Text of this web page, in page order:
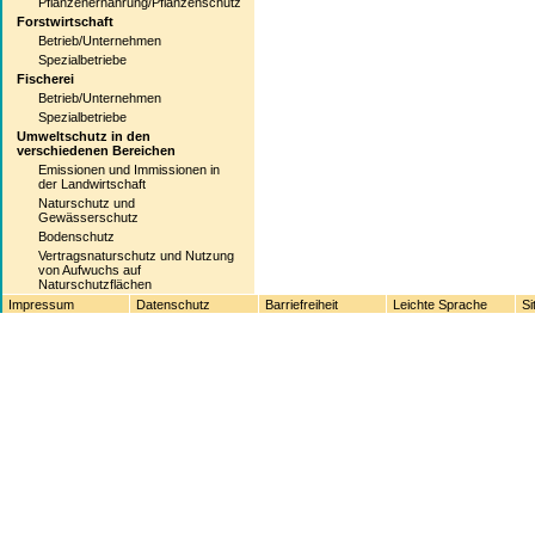
Forstwirtschaft
Betrieb/Unternehmen
Spezialbetriebe
Fischerei
Betrieb/Unternehmen
Spezialbetriebe
Umweltschutz in den
verschiedenen Bereichen
Emissionen und Immissionen in
der Landwirtschaft
Naturschutz und
Gewässerschutz
Bodenschutz
Vertragsnaturschutz und Nutzung
von Aufwuchs auf
Naturschutzflächen
Impressum
Datenschutz Barriefreiheit Leichte Sprache